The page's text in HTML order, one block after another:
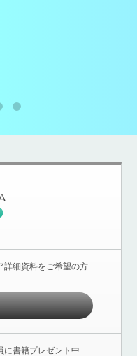
詳細資料をご希望の方
に書籍プレゼント中